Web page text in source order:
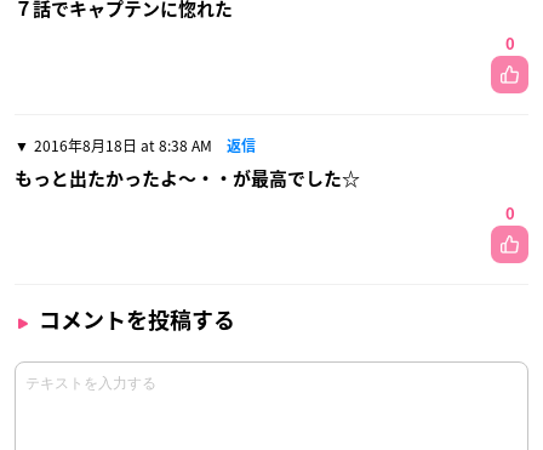
７話でキャプテンに惚れた
0
2016年8月18日 at 8:38 AM 返信
もっと出たかったよ〜・・が最高でした☆
0
コメントを投稿する